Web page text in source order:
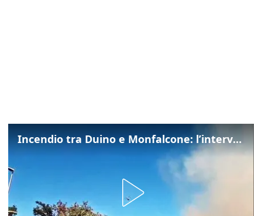
Incendio tra Duino e Monfalcone: l’intervento dei vigili del fuoco